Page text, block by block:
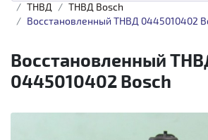
ТНВД
ТНВД Bosch
Восстановленный ТНВД 0445010402
Восстановленный
0445010402 Bosch